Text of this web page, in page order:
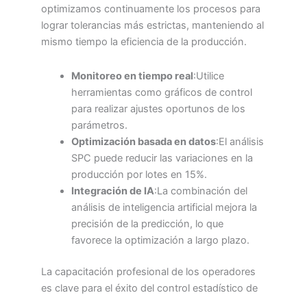
optimizamos continuamente los procesos para
lograr tolerancias más estrictas, manteniendo al
mismo tiempo la eficiencia de la producción.
Monitoreo en tiempo real:Utilice
herramientas como gráficos de control
para realizar ajustes oportunos de los
parámetros.
Optimización basada en datos:El análisis
SPC puede reducir las variaciones en la
producción por lotes en 15%.
Integración de IA:La combinación del
análisis de inteligencia artificial mejora la
precisión de la predicción, lo que
favorece la optimización a largo plazo.
La capacitación profesional de los operadores
es clave para el éxito del control estadístico de